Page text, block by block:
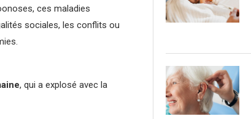
ces maladies
sociales, les conflits ou
, qui a explosé avec la